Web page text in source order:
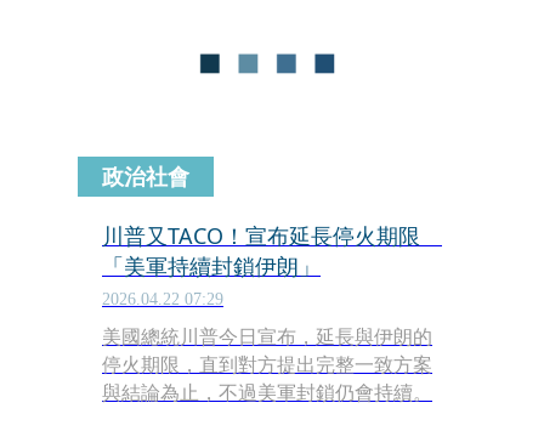
政治社會
川普又TACO！宣布延長停火期限
「美軍持續封鎖伊朗」
2026.04.22 07:29
美國總統川普今日宣布，延長與伊朗的
停火期限，直到對方提出完整一致方案
與結論為止，不過美軍封鎖仍會持續。